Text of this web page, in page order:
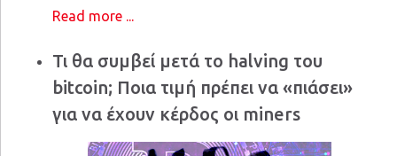
Read more ...
Τι θα συμβεί μετά το halving του
bitcoin; Ποια τιμή πρέπει να «πιάσει»
για να έχουν κέρδος οι miners